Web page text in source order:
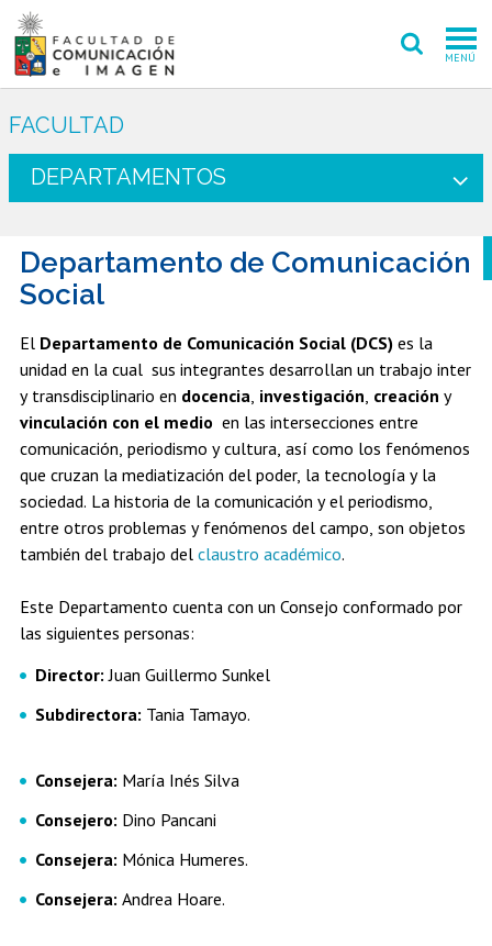
MENÚ
INVESTIGACIÓN CREACIÓN
INTERNACIONAL
ADMISIÓN
PERIODISMO CINE Y TV
Estudiantes Académicos Egresados
FACULTAD
DEPARTAMENTOS
Departamento de Comunicación
Social
El Departamento de Comunicación Social (DCS) es la
unidad en la cual sus integrantes desarrollan un trabajo inter
y transdisciplinario en docencia, investigación, creación y
vinculación con el medio en las intersecciones entre
comunicación, periodismo y cultura, así como los fenómenos
que cruzan la mediatización del poder, la tecnología y la
sociedad. La historia de la comunicación y el periodismo,
entre otros problemas y fenómenos del campo, son objetos
también del trabajo del claustro académico.
Este Departamento cuenta con un Consejo conformado por
las siguientes personas:
Director: Juan Guillermo Sunkel
Subdirectora: Tania Tamayo.
Consejera: María Inés Silva
Consejero: Dino Pancani
Consejera: Mónica Humeres.
Consejera: Andrea Hoare.